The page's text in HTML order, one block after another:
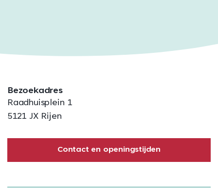
Bezoekadres
Raadhuisplein 1
5121 JX Rijen
Contact en openingstijden